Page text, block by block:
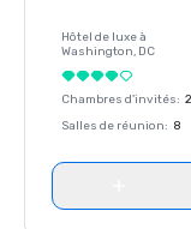
Hôtel de luxe à
Washington, DC
Chambres d'invités:
Salles de réunion: 8